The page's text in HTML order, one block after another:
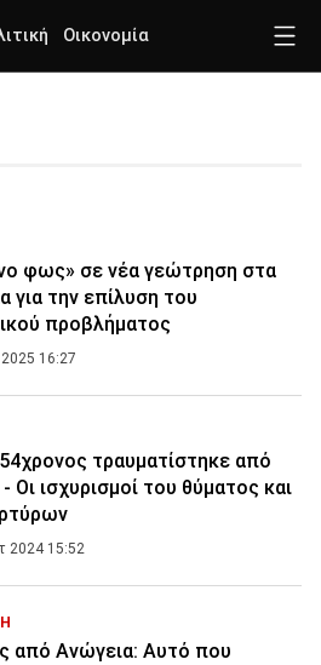
Οικονομία
φως» σε νέα γεώτρηση στα
για την επίλυση του
προβλήματος
2025 16:27
τραυματίστηκε από
Οι ισχυρισμοί του θύματος και
2024 15:52
από Ανώγεια: Αυτό που